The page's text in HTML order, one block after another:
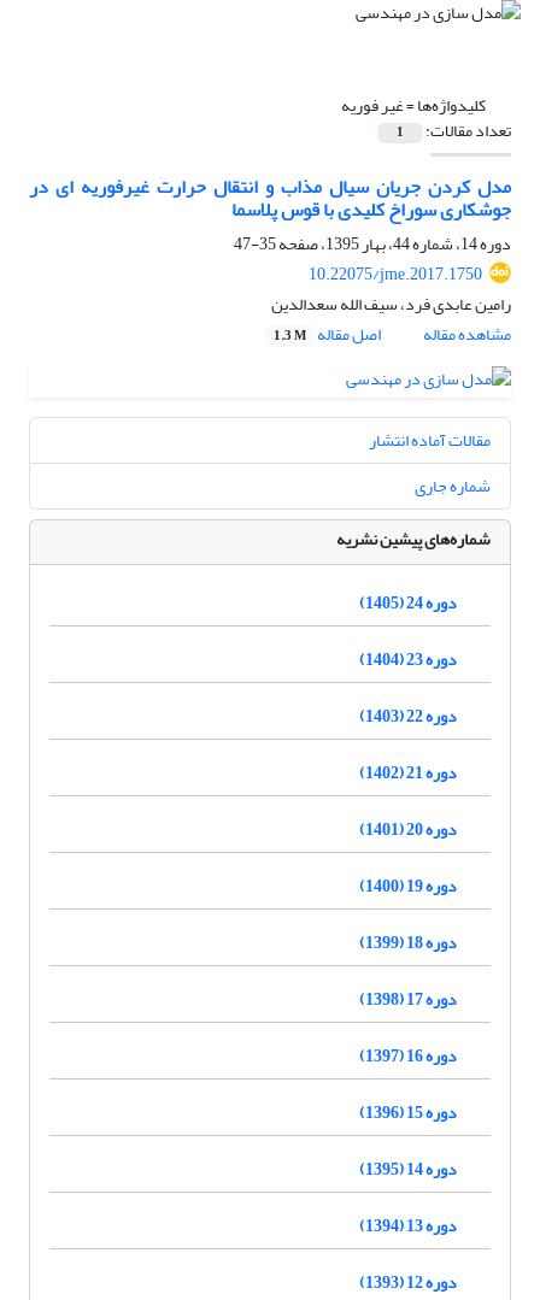
کلیدواژه‌ها =غیر فوریه
تعداد مقالات: 1
مدل کردن جریان سیال مذاب و انتقال حرارت غیرفوریه ای در
جوشکاری سوراخ کلیدی با قوس پلاسما
دوره 14، شماره 44، بهار 1395، صفحه
35-47
10.22075/jme.2017.1750
رامین عابدی فرد، سیف الله سعدالدین
مشاهده مقاله
اصل مقاله 1.3 M
مقالات آماده انتشار
شماره جاری
شماره‌های پیشین نشریه
دوره 24 (1405)
دوره 23 (1404)
دوره 22 (1403)
دوره 21 (1402)
دوره 20 (1401)
دوره 19 (1400)
دوره 18 (1399)
دوره 17 (1398)
دوره 16 (1397)
دوره 15 (1396)
دوره 14 (1395)
دوره 13 (1394)
دوره 12 (1393)